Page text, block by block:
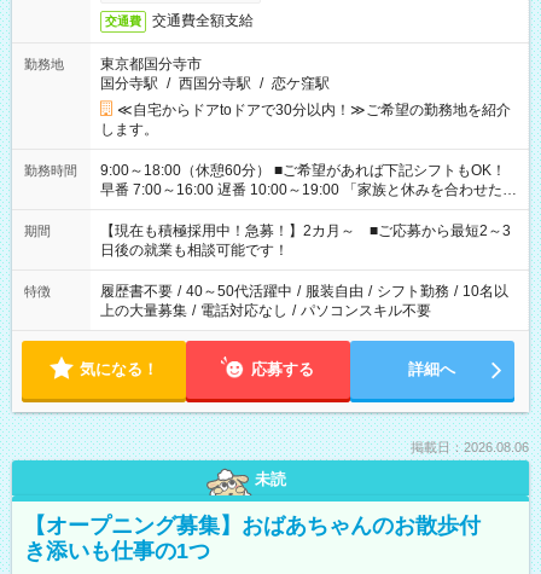
交通費 交通費全額支給
勤務地
東京都国分寺市
国分寺駅 / 西国分寺駅 / 恋ケ窪駅
≪自宅からドアtoドアで30分以内！≫ご希望の勤務地を紹介
します。
勤務時間
9:00～18:00（休憩60分） ■ご希望があれば下記シフトもOK！
早番 7:00～16:00 遅番 10:00～19:00 「家族と休みを合わせた
い」 「余裕を持って夕飯の準備がしたい」 「できれば残業はし
たくない」 など、ご希望を教えてくださいね。 ※Wワーク希望
の方へ 今ご覧のお仕事で希望する勤務時間と、もう1つのお仕事
の勤務時間。 合計で週40時間を超える場合は応募できません。
期間
【現在も積極採用中！急募！】2カ月～ ■ご応募から最短2～3
日後の就業も相談可能です！
特徴 履歴書不要 / 40～50代活躍中 / 服装自由 / シフト勤務 / 10名以
上の大量募集 / 電話対応なし / パソコンスキル不要
気になる！ 応募する 詳細へ
掲載日：2026.08.06
未読
【オープニング募集】おばあちゃんのお散歩付
き添いも仕事の1つ